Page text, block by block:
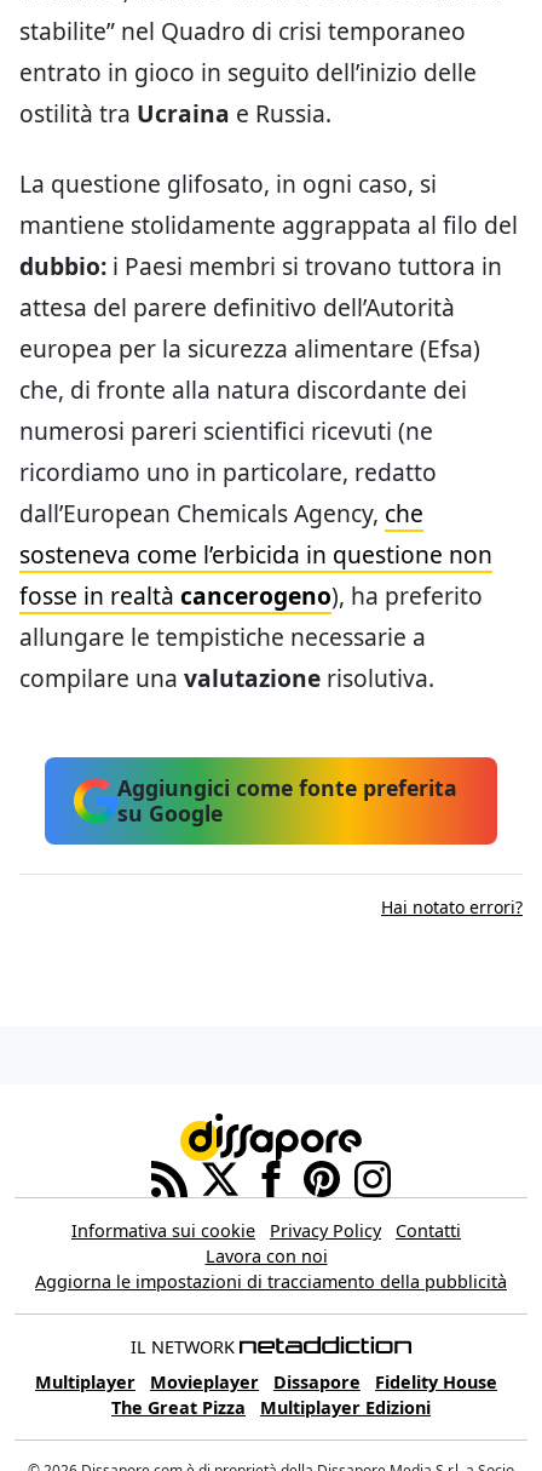
stabilite” nel Quadro di crisi temporaneo
entrato in gioco in seguito dell’inizio delle
ostilità tra Ucraina e Russia.
La questione glifosato, in ogni caso, si
mantiene stolidamente aggrappata al filo del
dubbio: i Paesi membri si trovano tuttora in
attesa del parere definitivo dell’Autorità
europea per la sicurezza alimentare (Efsa)
che, di fronte alla natura discordante dei
numerosi pareri scientifici ricevuti (ne
ricordiamo uno in particolare, redatto
dall’European Chemicals Agency, che
sosteneva come l’erbicida in questione non
fosse in realtà cancerogeno), ha preferito
allungare le tempistiche necessarie a
compilare una valutazione risolutiva.
Aggiungici come fonte preferita
su Google
Hai notato errori?
Informativa sui cookie Privacy Policy
Contatti
Lavora con noi
Aggiorna le impostazioni di tracciamento della pubblicità
IL NETWORK
Multiplayer
Movieplayer Dissapore
Fidelity House
The Great Pizza
Multiplayer Edizioni